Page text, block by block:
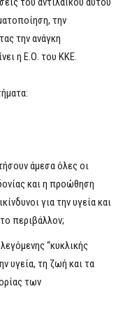
την
την ανάγκη
η Ε.Ο. του ΚΚΕ.
άμεσα όλες οι
και η προώθηση
για την υγεία και
περιβάλλον;
“κυκλικής
υγεία, τη ζωή και τα
των